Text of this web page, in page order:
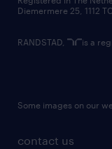
contact us
Diemermere 25, 1112
RANDSTAD, is a
Some images on our